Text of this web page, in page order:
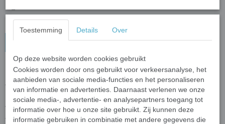
In winkelwagen
Nijlpaard Jip
Vrijwel iedereen die zwemt bij Sportfondsen is wel bekend met Jip.
Dit vrolijke nijlpaard is de mascotte van Sportfondsen en heeft al
vele kinderen geholpen bij het halen van hun zwemdiploma’s.
Jip is 20cm.
Toestemming Details Over
Op deze website worden cookies gebruikt
Cookies worden door ons gebruikt voor verkeersanalyse, het
aanbieden van sociale media-functies en het personaliseren
van informatie en advertenties. Daarnaast verlenen we onze
sociale media-, advertentie- en analysepartners toegang tot
informatie over hoe u onze site gebruikt. Zij kunnen deze
informatie gebruiken in combinatie met andere gegevens die